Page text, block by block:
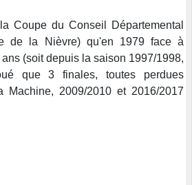
Coupe du Conseil Départemental
de la Nièvre) qu'en 1979 face à
(soit depuis la saison 1997/1998,
que 3 finales, toutes perdues
Machine, 2009/2010 et 2016/2017